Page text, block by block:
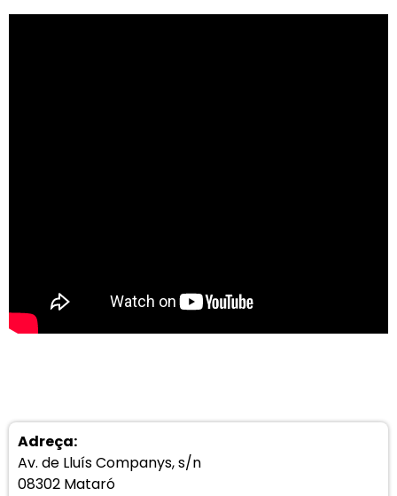
Adreça:
Av. de Lluís Companys, s/n
08302 Mataró